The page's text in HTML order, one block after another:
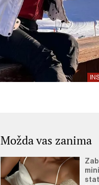
Možda vas zanima